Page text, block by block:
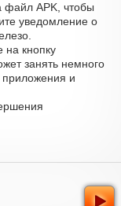
файл APK, чтобы
уведомление о
на кнопку
занять немного
приложения и